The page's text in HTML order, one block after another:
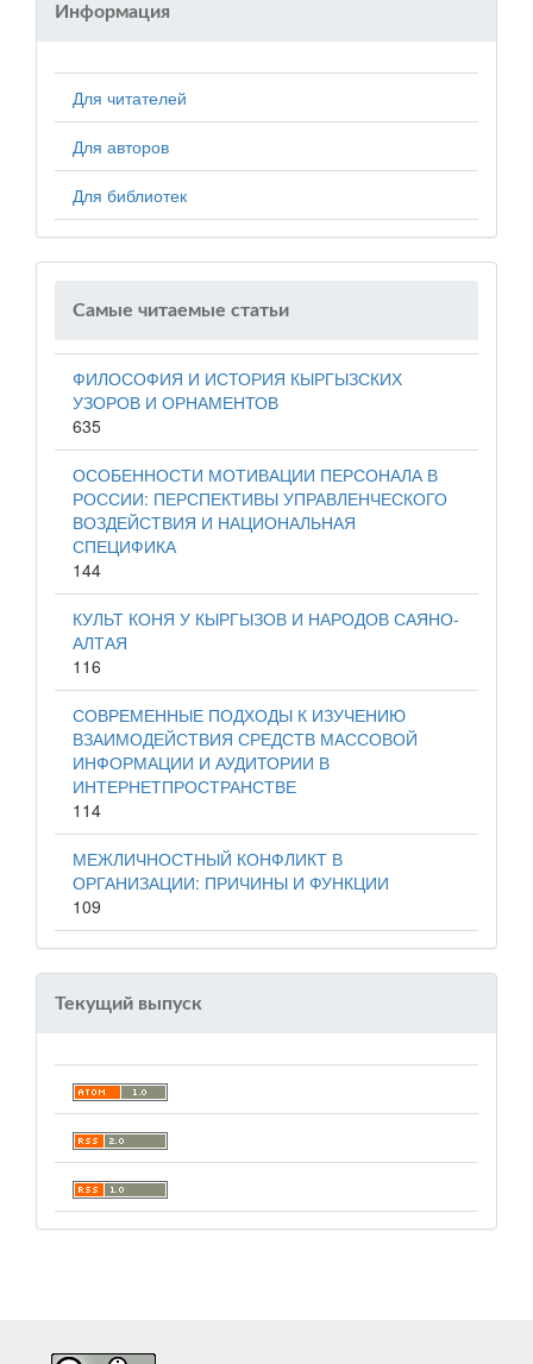
Информация
Для читателей
Для авторов
Для библиотек
Самые читаемые статьи
ФИЛОСОФИЯ И ИСТОРИЯ КЫРГЫЗСКИХ
УЗОРОВ И ОРНАМЕНТОВ
635
ОСОБЕННОСТИ МОТИВАЦИИ ПЕРСОНАЛА В
РОССИИ: ПЕРСПЕКТИВЫ УПРАВЛЕНЧЕСКОГО
ВОЗДЕЙСТВИЯ И НАЦИОНАЛЬНАЯ
СПЕЦИФИКА
144
КУЛЬТ КОНЯ У КЫРГЫЗОВ И НАРОДОВ САЯНО-
АЛТАЯ
116
СОВРЕМЕННЫЕ ПОДХОДЫ К ИЗУЧЕНИЮ
ВЗАИМОДЕЙСТВИЯ СРЕДСТВ МАССОВОЙ
ИНФОРМАЦИИ И АУДИТОРИИ В
ИНТЕРНЕТПРОСТРАНСТВЕ
114
МЕЖЛИЧНОСТНЫЙ КОНФЛИКТ В
ОРГАНИЗАЦИИ: ПРИЧИНЫ И ФУНКЦИИ
109
Текущий выпуск